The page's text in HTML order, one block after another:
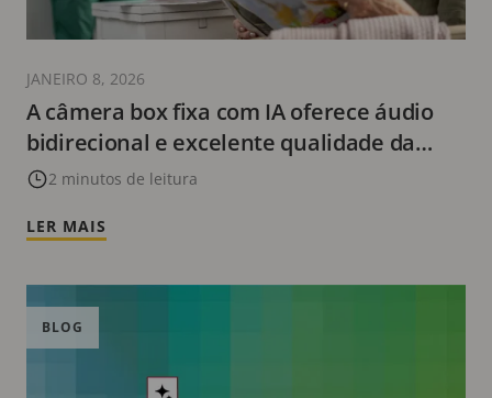
A câmera box fixa com IA oferece áudio
bidirecional e excelente qualidade da
imagem dia e noite
2 minutos de leitura
JANEIRO 8, 2026
LER MAIS
BLOG